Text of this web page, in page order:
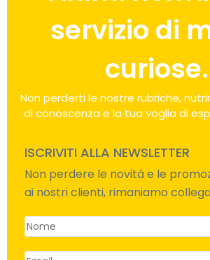
servizio di
curiose.
Non perderti le nostre rubriche,
di conoscenza e la tua voglia di
ISCRIVITI ALLA NEWSLETTER
Non perdere le novità e le
ai nostri clienti, rimaniamo